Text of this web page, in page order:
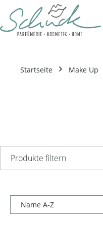
Zum Hauptinhalt springen
Startseite Make Up
Produkte filtern